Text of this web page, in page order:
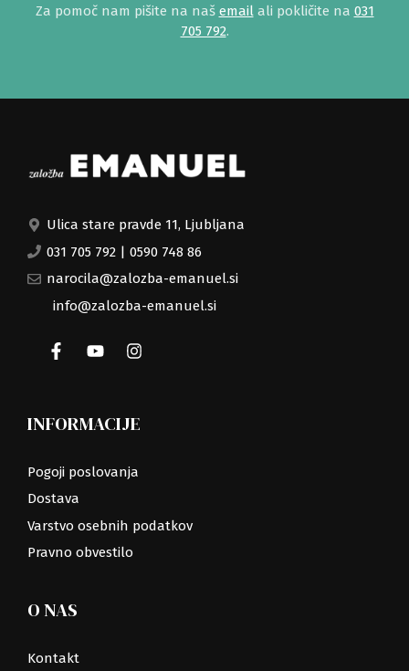
Za pomoč nam pišite na naš emailali pokličite na 031
705 792.
Ulica stare pravde 11, Ljubljana
031 705 792 | 0590 748 86
narocila@zalozba-emanuel.si
info@zalozba-emanuel.si
INFORMACIJE
Pogoji poslovanja
Dostava
Varstvo osebnih podatkov
Pravno obvestilo
O NAS
Kontakt